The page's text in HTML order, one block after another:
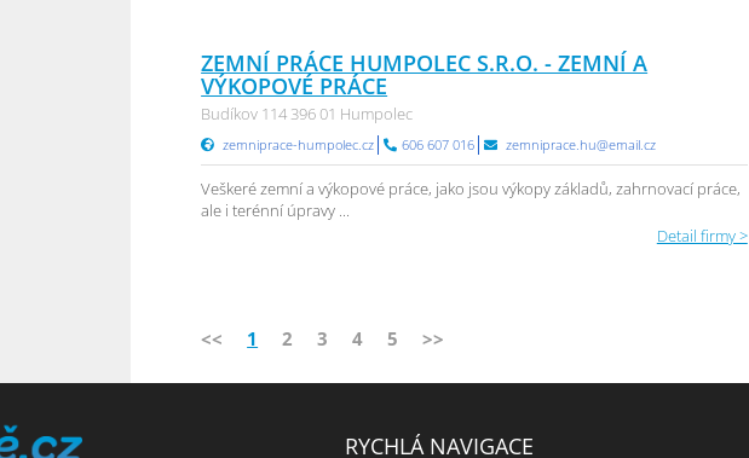
ZEMNÍ PRÁCE HUMPOLEC S.R.O. - ZEMNÍ A
VÝKOPOVÉ PRÁCE
Budíkov 114 396 01 Humpolec
zemniprace-humpolec.cz 606 607 016 zemniprace.hu@email.cz
Veškeré zemní a výkopové práce, jako jsou výkopy základů, zahrnovací práce,
ale i terénní úpravy ...
Detail firmy >
<< 1 2 3 4 5 >>
RYCHLÁ NAVIGACE